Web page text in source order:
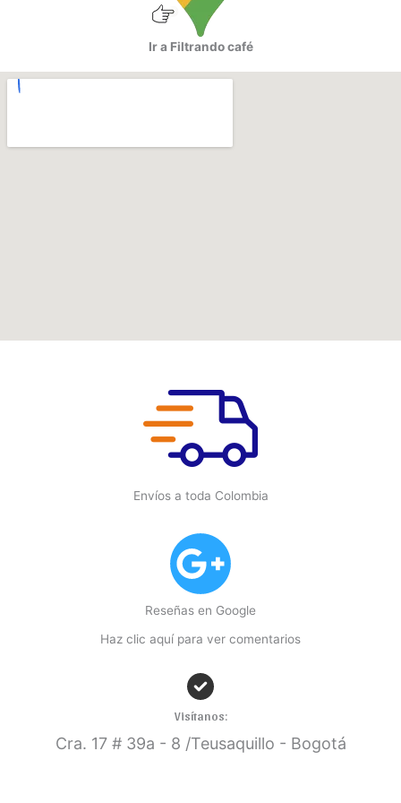
Ir a Filtrando café
Envíos a toda Colombia
Reseñas en Google
Haz clic aquí para ver comentarios
Visítanos:
Cra. 17# 39a - 8 /Teusaquillo - Bogotá